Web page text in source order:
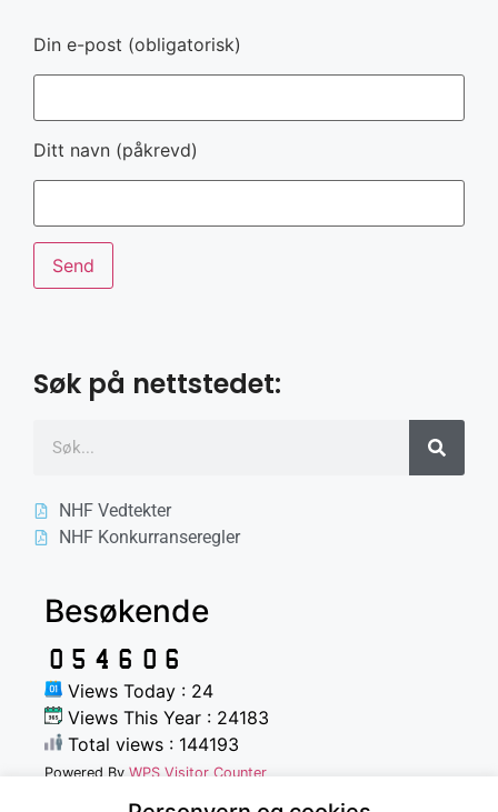
Din e-post (obligatorisk)
Ditt navn (påkrevd)
Søk på nettstedet:
NHF Vedtekter
NHF Konkurranseregler
Besøkende
Views Today : 24
Views This Year : 24183
Total views : 144193
Powered By WPS Visitor Counter